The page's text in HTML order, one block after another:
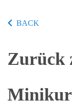
BACK
Zurück